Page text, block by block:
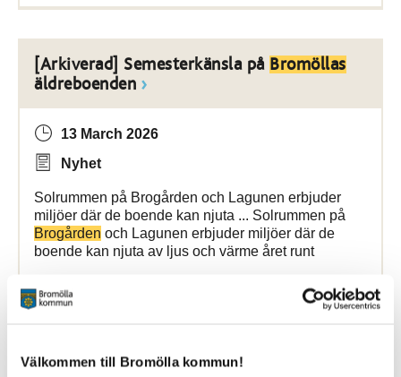
Välkommen till Bromölla kommun!
[Arkiverad] Semesterkänsla på Bromöllas
äldreboenden
13 March 2026
Nyhet
Solrummen på Brogården och Lagunen erbjuder
miljöer där de boende kan njuta ... Solrummen på
Brogården och Lagunen erbjuder miljöer där de
boende kan njuta av ljus och värme året runt
[Arkiverad] Toppnotering för